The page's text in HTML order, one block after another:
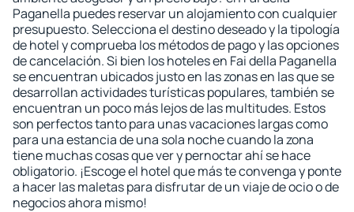
Paganella puedes reservar un alojamiento con cualquier
presupuesto. Selecciona el destino deseado y la tipología
de hotel y comprueba los métodos de pago y las opciones
de cancelación. Si bien los hoteles en Fai della Paganella
se encuentran ubicados justo en las zonas en las que se
desarrollan actividades turísticas populares, también se
encuentran un poco más lejos de las multitudes. Estos
son perfectos tanto para unas vacaciones largas como
para una estancia de una sola noche cuando la zona
tiene muchas cosas que ver y pernoctar ahí se hace
obligatorio. ¡Escoge el hotel que más te convenga y ponte
a hacer las maletas para disfrutar de un viaje de ocio o de
negocios ahora mismo!